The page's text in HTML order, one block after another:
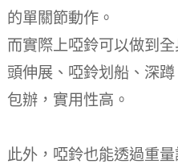
的單關節動作。
而實際上啞鈴可以做到
頭伸展、啞鈴划船、深
包辦，實用性高。
此外，啞鈴也能透過重